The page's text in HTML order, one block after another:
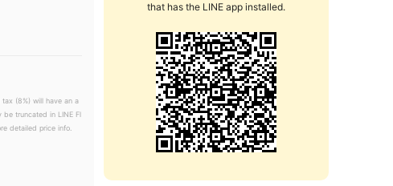
that has the LINE app installed.
(8%) will have an a
be truncated in LINE Fl
detailed price info.